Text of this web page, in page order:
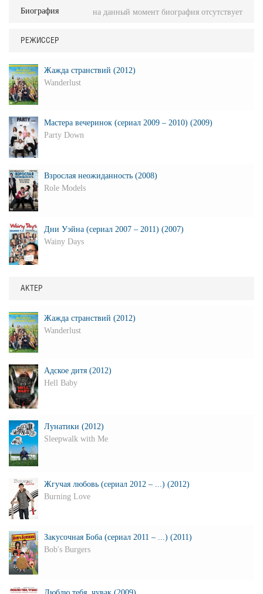
Биография на данный момент биография отсутствует
РЕЖИССЕР
Жажда странствий (2012)
Wanderlust
Мастера вечеринок (сериал 2009 – 2010) (2009)
Party Down
Взрослая неожиданность (2008)
Role Models
Дни Уэйна (сериал 2007 – 2011) (2007)
Wainy Days
АКТЕР
Жажда странствий (2012)
Wanderlust
Адское дитя (2012)
Hell Baby
Лунатики (2012)
Sleepwalk with Me
Жгучая любовь (сериал 2012 – ...) (2012)
Burning Love
Закусочная Боба (сериал 2011 – ...) (2011)
Bob's Burgers